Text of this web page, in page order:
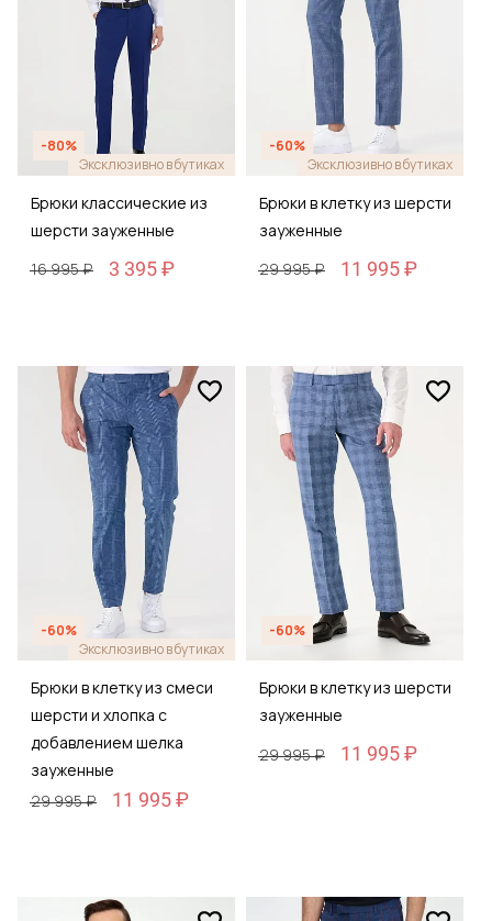
-80%
Эксклюзивно в бутиках
Брюки классические из
шерсти зауженные
16 995 ₽
3 395 ₽
-60%
Эксклюзивно в бутиках
Брюки в клетку из шерсти
зауженные
29 995 ₽
11 995 ₽
-60%
Эксклюзивно в бутиках
Брюки в клетку из смеси
шерсти и хлопка с
добавлением шелка
зауженные
29 995 ₽
11 995 ₽
-60%
Брюки в клетку из шерсти
зауженные
29 995 ₽
11 995 ₽